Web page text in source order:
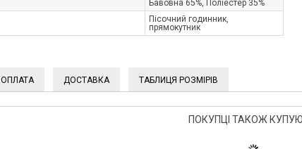
Бавовна 65%, Поліестер 35%
Пісочний годинник,
прямокутник
ОПЛАТА ДОСТАВКА ТАБЛИЦЯ РОЗМІРІВ
ПОКУПЦІ ТАКОЖ